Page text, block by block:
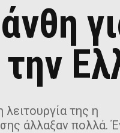
της η
άλλαξαν πολλά.